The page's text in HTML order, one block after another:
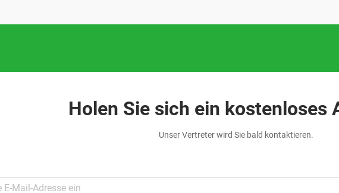
Holen Sie sich ein kostenloses
Unser Vertreter wird Sie bald kontaktieren.